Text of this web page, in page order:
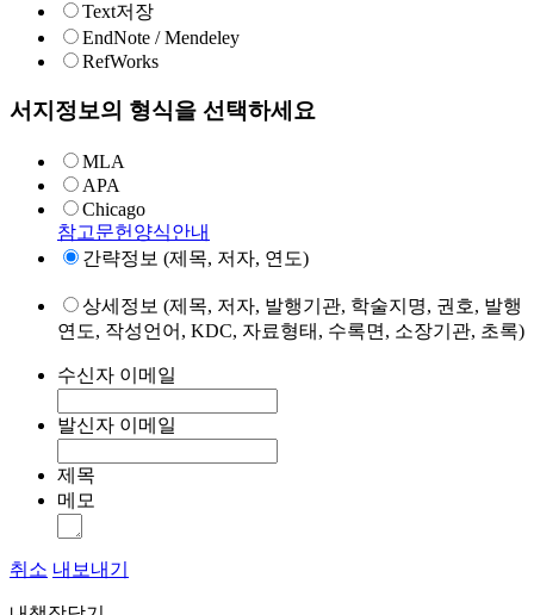
Text저장
EndNote / Mendeley
RefWorks
서지정보의 형식을 선택하세요
MLA
APA
Chicago
참고문헌양식안내
간략정보 (제목, 저자, 연도)
상세정보 (제목, 저자, 발행기관, 학술지명, 권호, 발행
연도, 작성언어, KDC, 자료형태, 수록면, 소장기관, 초록)
수신자 이메일
발신자 이메일
제목
메모
취소 내보내기